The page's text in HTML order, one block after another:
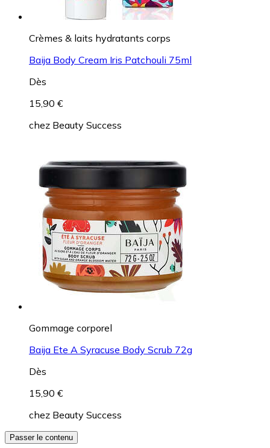
Crèmes & laits hydratants corps
Baija Body Cream Iris Patchouli 75ml
Dès
15,90 €
chez Beauty Success
Gommage corporel
Baija Ete A Syracuse Body Scrub 72g
Dès
15,90 €
chez Beauty Success
Passer le contenu